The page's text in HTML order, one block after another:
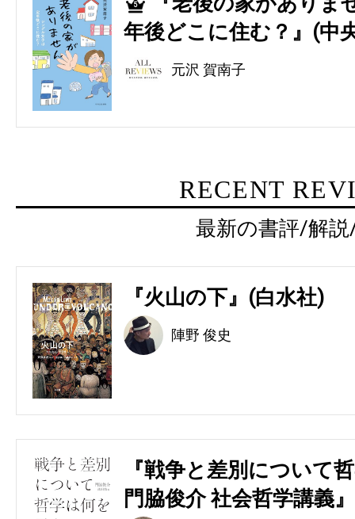
5
年後どこに住む？』(中
元沢 賀南子
RECENT
最新の書評/解
『火山の下』(白水社)
陣野 俊史
『戦争と差別について
門脇俊介 社会哲学講義